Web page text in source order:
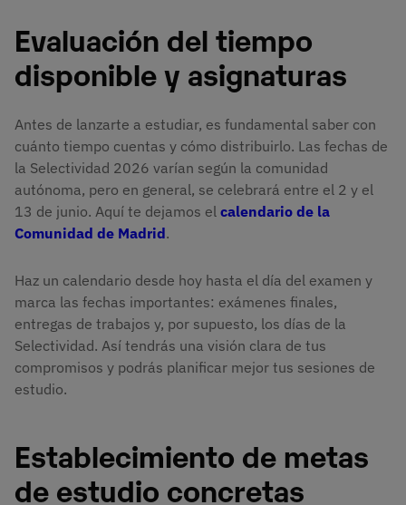
Evaluación del tiempo
disponible y asignaturas
Antes de lanzarte a estudiar, es fundamental saber con
cuánto tiempo cuentas y cómo distribuirlo. Las fechas de
la Selectividad 2026 varían según la comunidad
autónoma, pero en general, se celebrará entre el 2 y el
13 de junio. Aquí te dejamos el calendario de la
Comunidad de Madrid.
Haz un calendario desde hoy hasta el día del examen y
marca las fechas importantes: exámenes finales,
entregas de trabajos y, por supuesto, los días de la
Selectividad. Así tendrás una visión clara de tus
compromisos y podrás planificar mejor tus sesiones de
estudio.
Establecimiento de metas
de estudio concretas